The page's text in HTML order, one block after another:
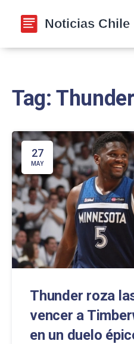
Tag: Thunder
27
MAY
Thunder roza
vencer a
en un duelo